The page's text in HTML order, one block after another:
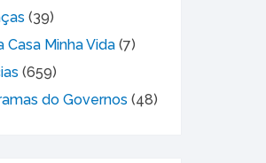
(39)
Casa Minha Vida (7)
(659)
do Governos (48)